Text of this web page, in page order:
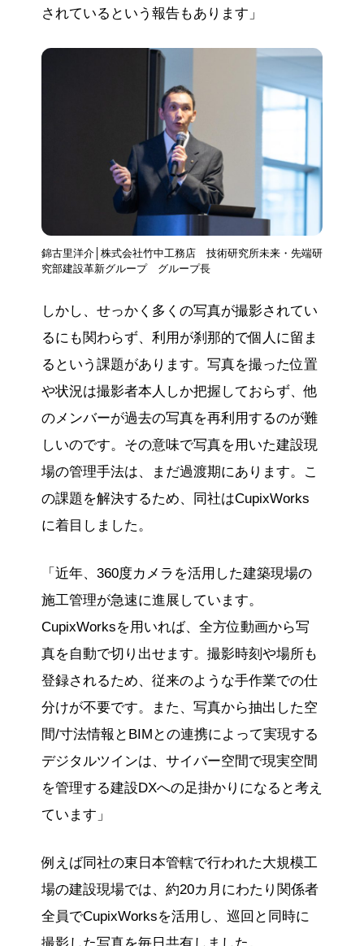
されているという報告もあります」
錦古里洋介│株式会社竹中工務店 技術研究所未来・先端研
究部建設革新グループ グループ長
しかし、せっかく多くの写真が撮影されてい
るにも関わらず、利用が刹那的で個人に留ま
るという課題があります。写真を撮った位置
や状況は撮影者本人しか把握しておらず、他
のメンバーが過去の写真を再利用するのが難
しいのです。その意味で写真を用いた建設現
場の管理手法は、まだ過渡期にあります。こ
の課題を解決するため、同社はCupixWorks
に着目しました。
「近年、360度カメラを活用した建築現場の
施工管理が急速に進展しています。
CupixWorksを用いれば、全方位動画から写
真を自動で切り出せます。撮影時刻や場所も
登録されるため、従来のような手作業での仕
分けが不要です。また、写真から抽出した空
間/寸法情報とBIMとの連携によって実現する
デジタルツインは、サイバー空間で現実空間
を管理する建設DXへの足掛かりになると考え
ています」
例えば同社の東日本管轄で行われた大規模工
場の建設現場では、約20カ月にわたり関係者
全員でCupixWorksを活用し、巡回と同時に